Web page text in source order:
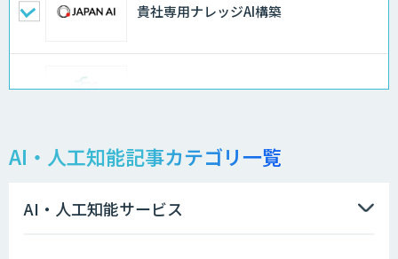
貴社専用ナレッジAI構築
異常検知AI
需要予測＋業務最適化AIシステム
AI・人工知能記事カテゴリ一覧
AI・人工知能サービス